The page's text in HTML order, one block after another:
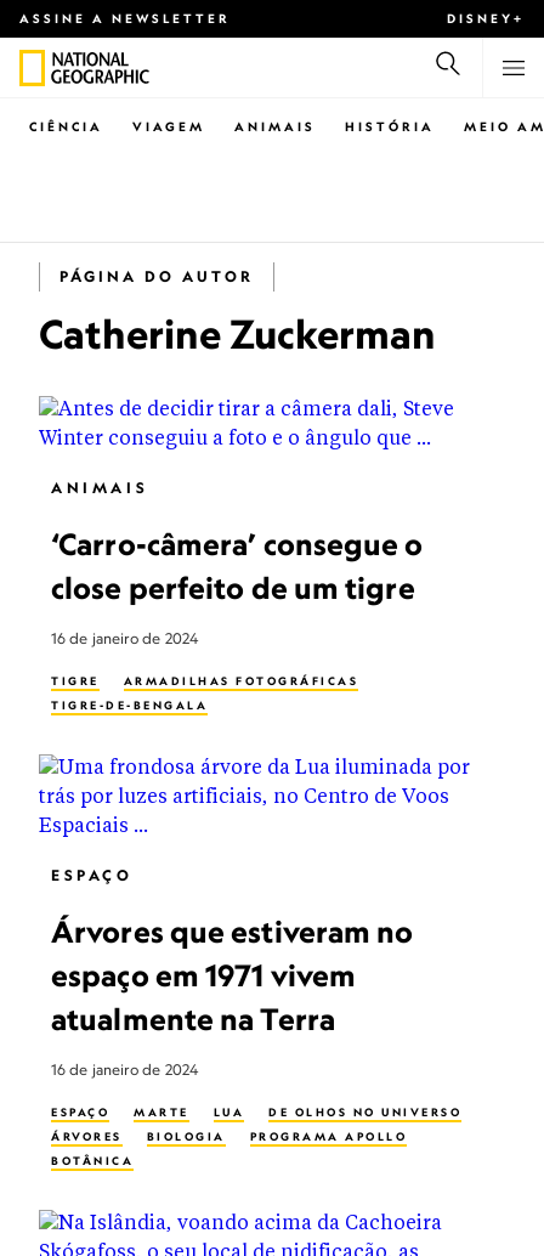
ASSINE A NEWSLETTER DISNEY+
CIÊNCIA VIAGEM ANIMAIS HISTÓRIA MEIO
PÁGINA DO AUTOR
Catherine Zuckerman
ANIMAIS
‘Carro-câmera’ consegue o
close perfeito de um tigre
16 de janeiro de 2024
TIGRE
ARMADILHAS FOTOGRÁFICAS
TIGRE-DE-BENGALA
ESPAÇO
Árvores que estiveram no
espaço em 1971 vivem
atualmente na Terra
16 de janeiro de 2024
ESPAÇO MARTE LUA
DE OLHOS NO UNIVERSO
ÁRVORES
BIOLOGIA
PROGRAMA APOLLO
BOTÂNICA